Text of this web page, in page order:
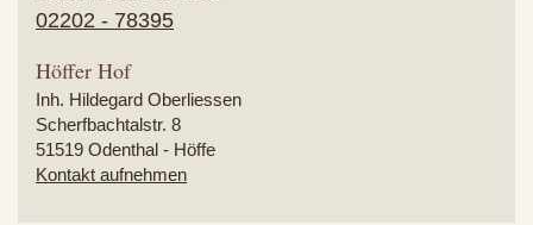
02202 - 78395
Höffer Hof
Inh. Hildegard Oberliessen
Scherfbachtalstr. 8
51519 Odenthal - Höffe
Kontakt aufnehmen